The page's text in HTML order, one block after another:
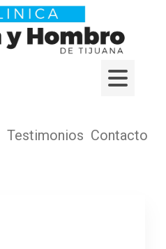
Testimonios Contacto